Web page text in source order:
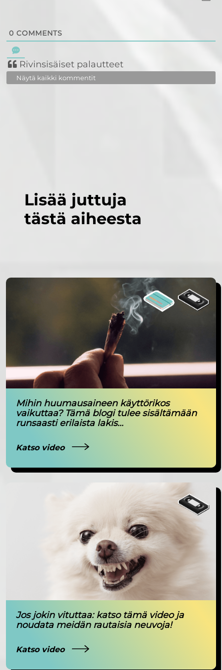
0 COMMENTS
Rivinsisäiset palautteet
Näytä kaikki kommentit
Lisää juttuja
tästä aiheesta
Mihin huumausaineen käyttörikos
vaikuttaa? Tämä blogi tulee sisältämään
runsaasti erilaista lakis...
Katso video
Jos jokin vituttaa: katso tämä video ja
noudata meidän rautaisia neuvoja!
Katso video